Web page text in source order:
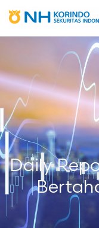
Daily